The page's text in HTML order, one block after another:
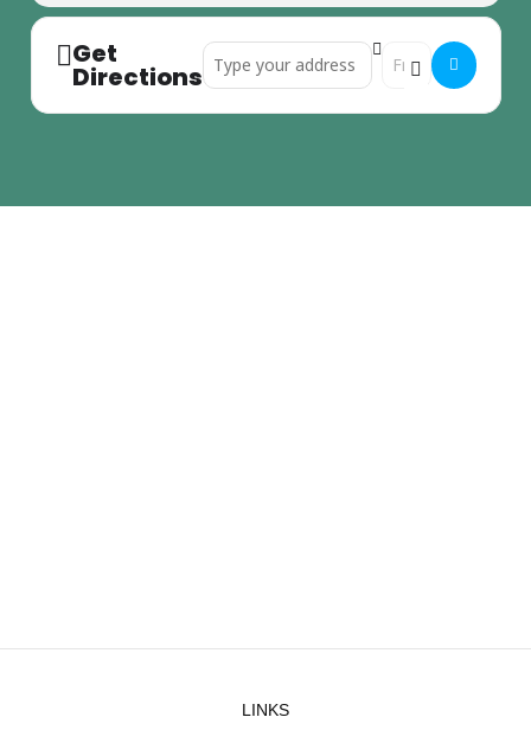
Get
Directions
Address - Sitzung des Jugendforum
Destination
LINKS